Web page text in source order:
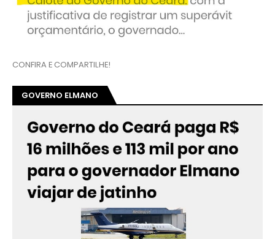
CONFIRA E COMPARTILHE!
GOVERNO ELMANO